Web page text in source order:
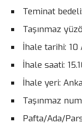
Teminat
Taşınmaz
İhale tarihi:
İhale saati:
İhale yeri:
Taşınmaz
Pafta/Ada/